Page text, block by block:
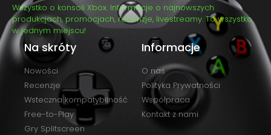
Wszystko o konsoli Xbox. Informacje o najnowszych
produkcjach, promocjach, recenzje, livestreamy. To wszystko
w jednym miejscu!
Na skróty
Nowości
Recenzje
Wsteczna kompatybilność
Free-to-Play
Gry Splitscreen
Informacje
O nas
Polityka Prywatności
Współpraca
Kontakt z nami